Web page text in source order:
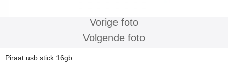
Vorige foto
Volgende foto
Piraat usb stick 16gb